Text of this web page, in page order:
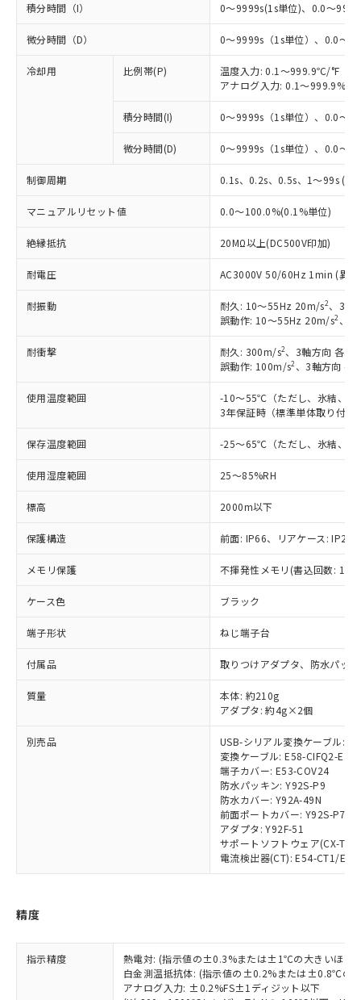
積分時間（I） 0～9999s(1s単位)、0.0～
微分時間（D） 0～9999s（1s単位）、0.0～
冷却用 比例帯(P)
温度入力: 0.1～999.9℃/°F（
アナログ入力: 0.1～999.9%FS
積分時間(I) 0～9999s（1s単位）、0.0～
微分時間(D) 0～9999s（1s単位）、0.0～
制御周期 0.1s、0.2s、0.5s、1～99s (1s
マニュアルリセット値 0.0～100.0%(0.1%単位)
絶縁抵抗 20MΩ以上(DC500V印加)
耐電圧 AC3000V 50/60Hz 1min (異極
耐振動 耐久: 10～55Hz 20m/s2、3軸
誤動作: 10～55Hz 20m/s2 、3
耐衝撃 耐久: 300m/s2、3軸方向 各3回
誤動作: 100m/s2 、3軸方向 各
使用温度範囲
-10～55℃（ただし、氷結、結
3年保証時（標準単体取り付
保存温度範囲 -25～65℃（ただし、氷結、結
使用湿度範囲 25～85%RH
標高 2000m以下
保護構造 前面: IP66、リアケース: IP20
メモリ保護 不揮発性メモリ(書込回数: 100
ケース色 ブラック
端子形状 ねじ端子台
付属品 取りつけアダプタ、防水パッ
質量
本体: 約210g
アダプタ: 約4g×2個
別売品
USB-シリアル変換ケーブル:
変換ケーブル: E58-CIFQ2-E
端子カバー: E53-COV24
防水パッキン: Y92S-P9
防水カバー: Y92A-49N
前面ポートカバー: Y92S-P7
アダプタ: Y92F-51
サポートソフトウェア(CX-
電流検出器(CT): E54-CT1/
精度
指示精度
熱電対: (指示値の±0.3%または±1℃の大きいほう
白金測温抵抗体: (指示値の±0.2%または±0.8℃の
アナログ入力: ±0.2%FS±1ディジット以下
以下の条件をお読みいただき、同意のうえ
本サービスは、当社制御機器事業取扱
商品の当社在庫状況および標準価格
(税抜)を提供させていただくもので
当社制御機器事業取扱商品の中には、
記載している更新日時点での社内デー
タに基づき作成されるものであり、閲
覧された時点での実際の在庫および標
準価格とは異なる場合があることをご
対応済み：EU RoHS指令（10物質）の
非含有に対応した製品が提供可能な商品で
対応予定：EU RoHS指令（10物質）の非含
有に対応した製品に切り替える予定のある
対応予定なし：EU RoHS指令（10物質）の
非含有に非対応の商品で、対応品を出す予
調査・確認中：EU RoHS指令（10物質）の
非含有の対応状況を調査中または確認中の
非該当品：ライセンス料など無形物で、有
害物質有無と関係のない商品です。
*EU RoHS指令（10物質）：
鉛(Pb) 1000ppm以下、 水銀(Hg) 1000ppm以下、 カド
ミウム(Cd) 100ppm以下、
六価クロム(Cr(Ⅵ)) 1000ppm以下、ポリ臭化ビフェニル
「○」：最大均質材料含有率が中国RoHSの
基準値以下であることを示します。
*中国RoHS10物質の基準値 (GB/T26572)：
Pb(鉛) :1000ppm、 Hg(水銀) : 1000ppm、 Cd(カドミウ
ム) : 100ppm、
（以下｢規制貨物等」という）を輸出
または国外への提供する場合は、日本
国政府の輸出許可(または役務取引許
可)を取得するなどの必要な手続きを
説明